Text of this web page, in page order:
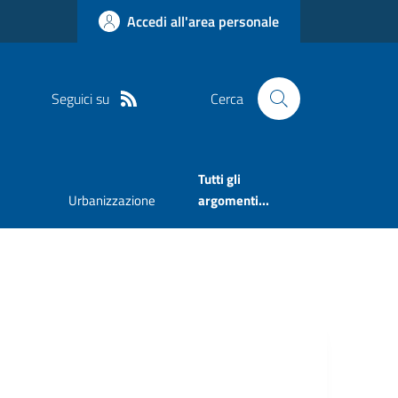
Accedi all'area personale
Seguici su Cerca
Urbanizzazione
Tutti gli
argomenti...